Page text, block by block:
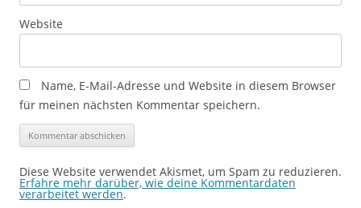
Website
Name, E-Mail-Adresse und Website in diesem Browser
für meinen nächsten Kommentar speichern.
Diese Website verwendet Akismet, um Spam zu reduzieren.
Erfahre mehr darüber, wie deine Kommentardaten
verarbeitet werden.